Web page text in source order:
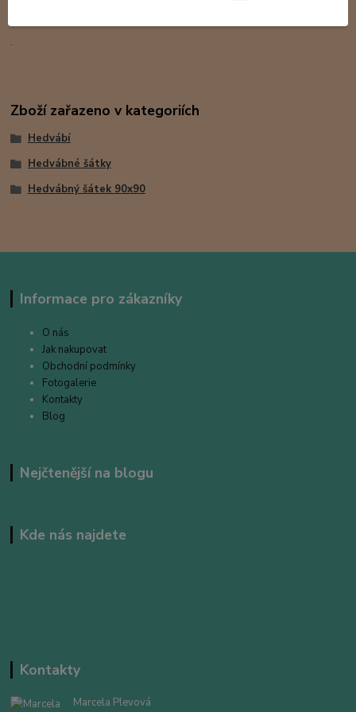
.
Zboží zařazeno v kategoriích
Hedvábí
Hedvábné šátky
Hedvábný šátek 90x90
Informace pro zákazníky
O nás
Jak nakupovat
Obchodní podmínky
Fotogalerie
Kontakty
Blog
Nejčtenější na blogu
Kde nás najdete
Kontakty
Marcela Plevová